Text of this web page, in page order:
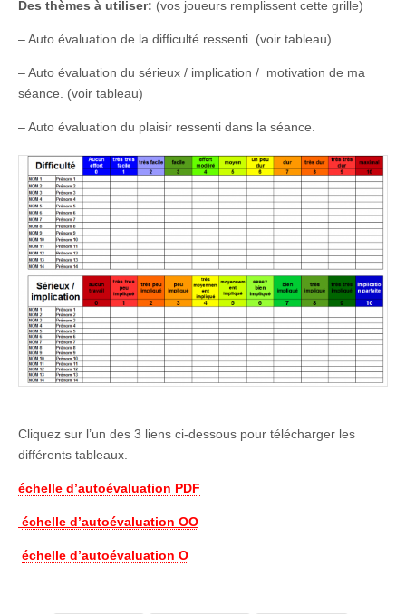
Des thèmes à utiliser: (vos joueurs remplissent cette grille)
– Auto évaluation de la difficulté ressenti. (voir tableau)
– Auto évaluation du sérieux / implication / motivation de ma
séance. (voir tableau)
– Auto évaluation du plaisir ressenti dans la séance.
Cliquez sur l’un des 3 liens ci-dessous pour télécharger les
différents tableaux.
échelle d’autoévaluation PDF
échelle d’autoévaluation OO
échelle d’autoévaluation O